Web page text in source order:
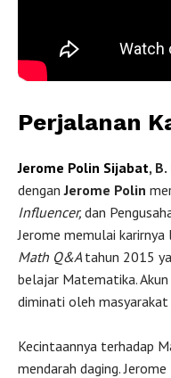
Perjalanan
Jerome Polin Sijabat,
denganJerome Polin
Influencer, dan
Jerome memulai
Math Q&A tahun 2015
belajar Matematika. Akun
diminati oleh masyarakat
Kecintaannya terhadap
mendarah daging.